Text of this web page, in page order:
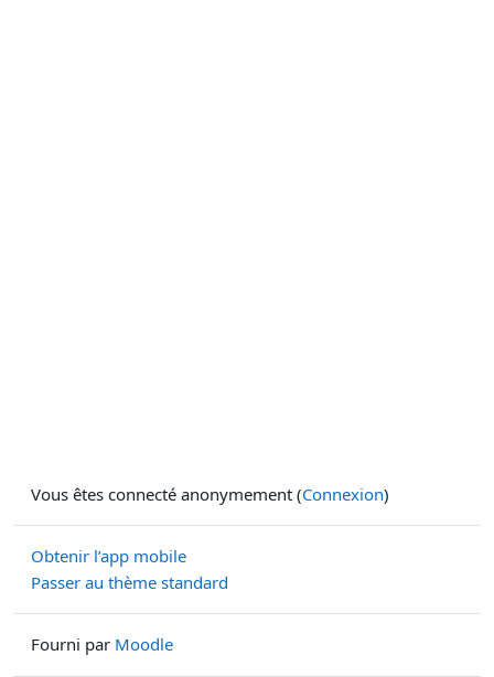
Vous êtes connecté anonymement (Connexion)
Obtenir l’app mobile
Passer au thème standard
Fourni par Moodle